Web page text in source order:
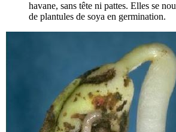
havane, sans tête ni pattes. Elles se
de plantules de soya en germination.